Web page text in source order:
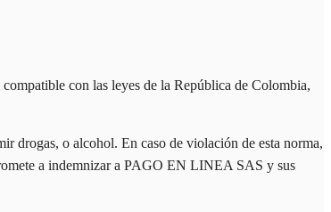
con las leyes de la República de Colombia,
drogas, o alcohol. En caso de violación de esta norma,
a indemnizar a PAGO EN LINEA SAS y sus